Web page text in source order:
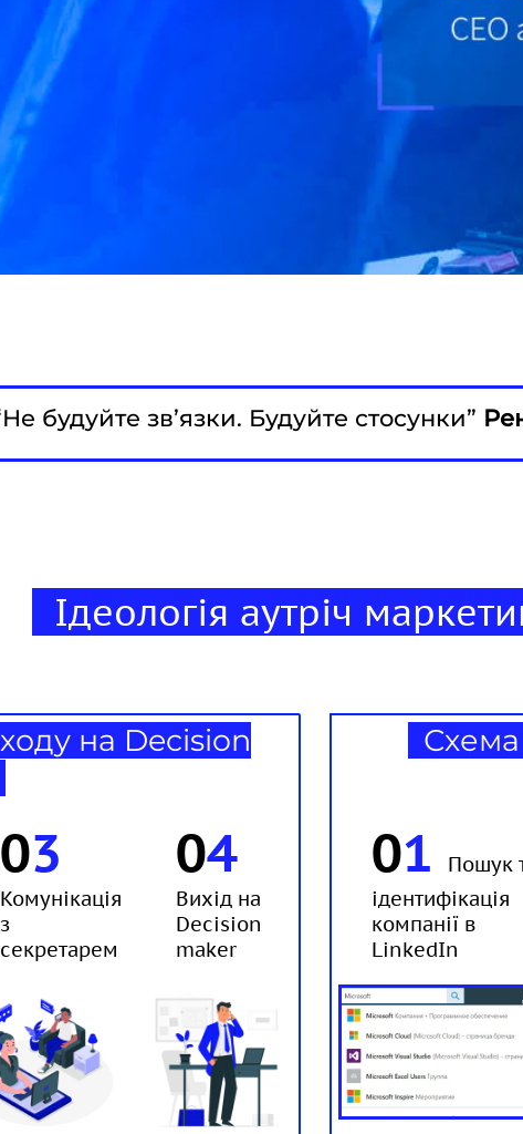
будуйте зв’язки. Будуйте стосунки”
Ідеологія аутріч
на Decision
03
Комунікація
з
секретарем
04
Вихід на
Decision
maker
01
Пошук
ідентифікація
компанії в
LinkedIn